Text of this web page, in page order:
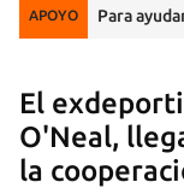
APOYO Para
El
O'Neal,
la